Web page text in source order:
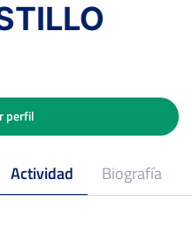
Actividad Biografía
perfil